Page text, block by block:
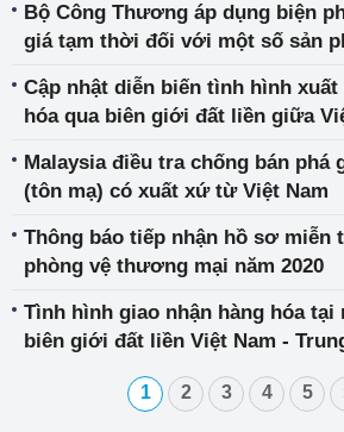
vận chuyển hàng hóa
Bộ Công Thương áp dụng biện
giá tạm thời đối với một số sản
Cập nhật diễn biến tình hình xuất
hóa qua biên giới đất liền giữa
Malaysia điều tra chống bán phá
(tôn mạ) có xuất xứ từ Việt Nam
Thông báo tiếp nhận hồ sơ miễn
phòng vệ thương mại năm 2020
Tình hình giao nhận hàng hóa tại
biên giới đất liền Việt Nam -
1 2 3 4 5